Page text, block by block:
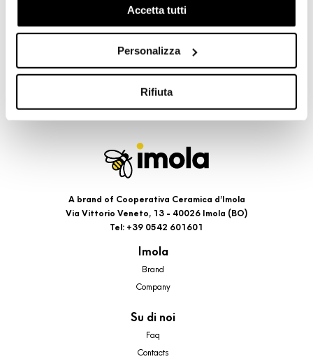
navigazione e mostrarti quindi avvisi pubblicitari mirati, in
linea con le tue preferenze.
cookie di profilazione, selezionando uno dei bottoni sotto
riportati. Puoi avere maggiori dettagli visionando
l’Informativa estesa cookie. La chiusura del presente
banner comporterà il permanere dei soli cookie tecnici ed
comunque modificare le tue scelte in qualsiasi momento,
accedendo al link presente nel footer.
Accetta tutti
Personalizza
Rifiuta
Share:
A brand of Cooperativa Ceramica d’Imola
Via Vittorio Veneto, 13 - 40026 Imola (BO)
Tel: +39 0542 601601
Imola
Brand
Company
Su di noi
Faq
Contacts